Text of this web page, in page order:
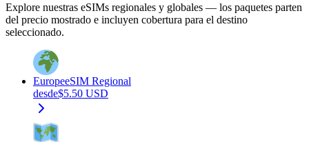
Explore nuestras eSIMs regionales y globales — los paquetes parten
del precio mostrado e incluyen cobertura para el destino
seleccionado.
EuropeeSIM Regional
desde$5.50 USD